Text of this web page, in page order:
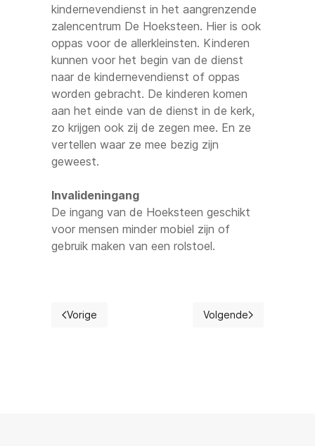
kindernevendienst in het aangrenzende
zalencentrum De Hoeksteen. Hier is ook
oppas voor de allerkleinsten. Kinderen
kunnen voor het begin van de dienst
naar de kindernevendienst of oppas
worden gebracht. De kinderen komen
aan het einde van de dienst in de kerk,
zo krijgen ook zij de zegen mee. En ze
vertellen waar ze mee bezig zijn
geweest.
Invalideningang
De ingang van de Hoeksteen geschikt
voor mensen minder mobiel zijn of
gebruik maken van een rolstoel.
Vorig artikel: Rooster
Vorige Volgende artikel:
Volgende